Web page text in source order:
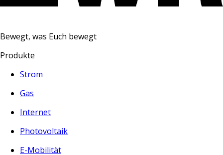
Bewegt, was Euch bewegt
Produkte
Strom
Gas
Internet
Photovoltaik
E-Mobilität